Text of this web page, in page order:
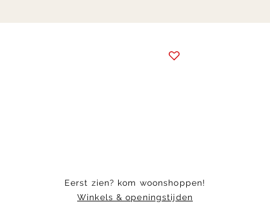
Eerst zien? kom woonshoppen!
Winkels & openingstijden